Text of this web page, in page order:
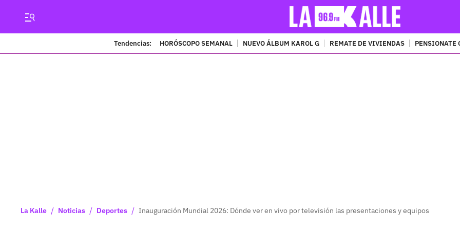
Tendencias: HORÓSCOPO SEMANAL NUEVO ÁLBUM KAROL G REMATE DE VIVIENDAS PENSIONATE
La Kalle / Noticias / Deportes / Inauguración Mundial 2026: Dónde ver en vivo por televisión las presentaciones y equipos